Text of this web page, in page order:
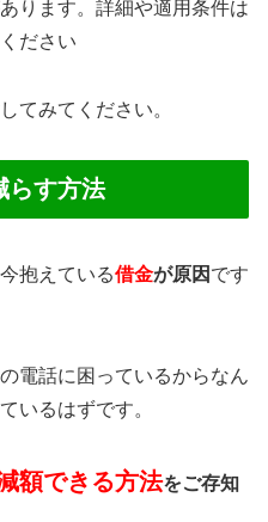
ります。詳細や適用条件は
ださい
てみてください。
らす方法
抱えている借金が原因 です
電話に困っているからなん
いるはずです。
額できる方法をご存知